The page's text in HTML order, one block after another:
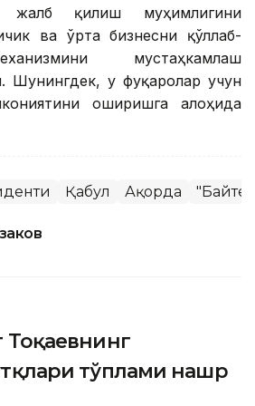
жалб қилиш муҳимлигини
ва ўрта бизнесни қўллаб-
мустаҳкамлаш
Шунингдек, у фуқаролар учун
оширишга алоҳида
Қабул Ақорда
Тоқаевнинг
тўплами нашр